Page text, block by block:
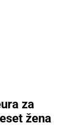
za
žena